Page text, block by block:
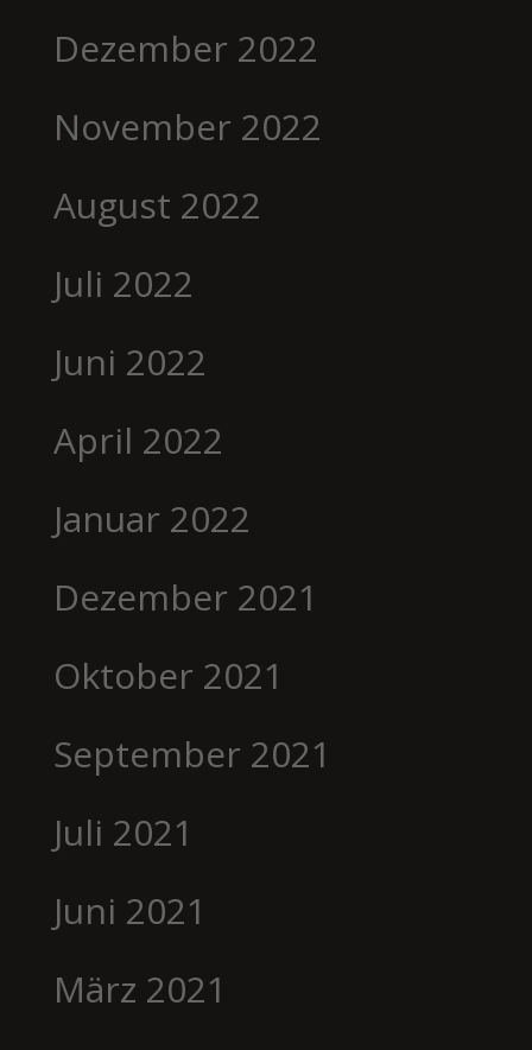
Dezember 2022
November 2022
August 2022
Juli 2022
Juni 2022
April 2022
Januar 2022
Dezember 2021
Oktober 2021
September 2021
Juli 2021
Juni 2021
März 2021